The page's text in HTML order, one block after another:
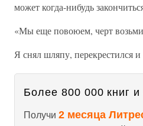
может когда-нибудь
«Мы еще повоюем, черт
Я снял шляпу, перекрестился и
Более 800 000 книг и
Получи 2 месяца